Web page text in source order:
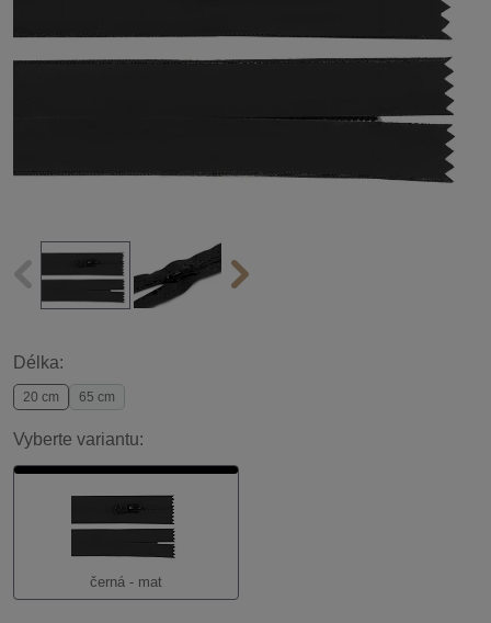
Délka:
20 cm 65 cm
Vyberte variantu:
černá - mat